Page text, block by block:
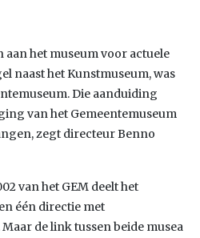
aan het museum voor actuele
naast het Kunstmuseum, was
Die aanduiding
van het Gemeentemuseum
zegt directeur Benno
van het GEM deelt het
één directie met
de link tussen beide musea